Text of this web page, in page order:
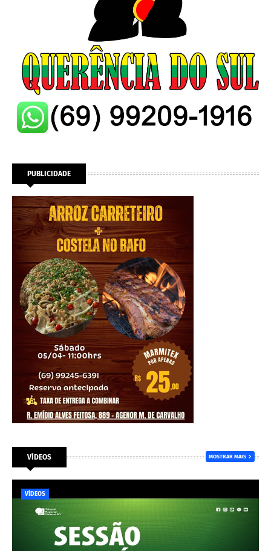
PUBLICIDADE
VÍDEOS MOSTRAR MAIS
VÍDEOS